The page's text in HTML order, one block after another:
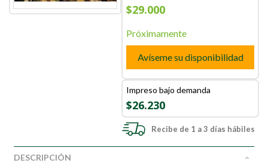
$29.000
Próximamente
Avíseme su disponibilidad
Impreso bajo demanda
$26.230
Recibe de 1 a 3 días hábiles
DESCRIPCIÓN